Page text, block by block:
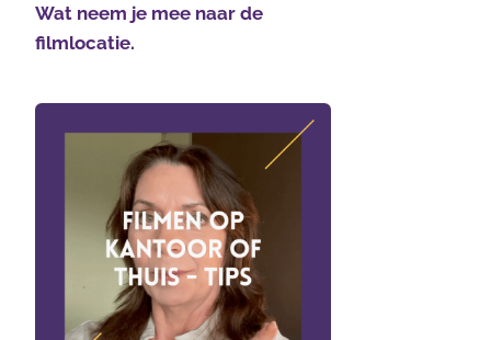
Wat neem je mee naar de
filmlocatie.